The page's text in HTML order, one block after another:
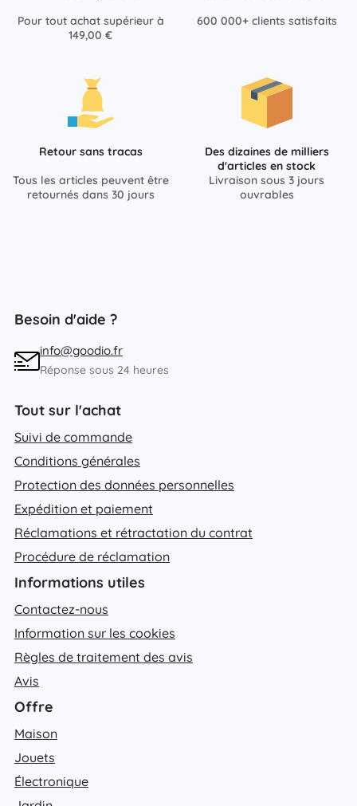
Pour tout achat supérieur à
149,00 €
600 000+ clients satisfaits
Retour sans tracas
Tous les articles peuvent être
retournés dans 30 jours
Des dizaines de milliers
d'articles en stock
Livraison sous 3 jours
ouvrables
Besoin d'aide ?
info@goodio.fr
Réponse sous 24 heures
Tout sur l'achat
Suivi de commande
Conditions générales
Protection des données personnelles
Expédition et paiement
Réclamations et rétractation du contrat
Procédure de réclamation
Informations utiles
Contactez-nous
Information sur les cookies
Règles de traitement des avis
Avis
Offre
Maison
Jouets
Électronique